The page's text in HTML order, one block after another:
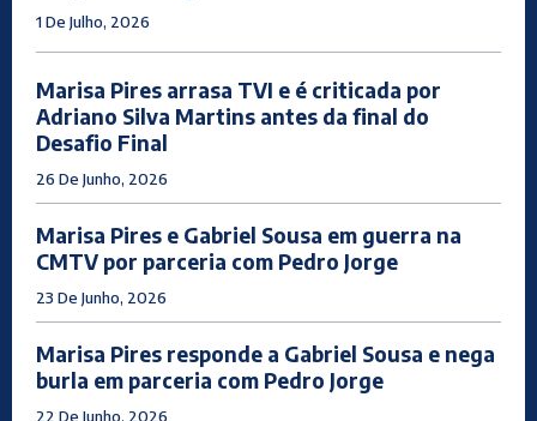
1 De Julho, 2026
Marisa Pires arrasa TVI e é criticada por
Adriano Silva Martins antes da final do
Desafio Final
26 De Junho, 2026
Marisa Pires e Gabriel Sousa em guerra na
CMTV por parceria com Pedro Jorge
23 De Junho, 2026
Marisa Pires responde a Gabriel Sousa e nega
burla em parceria com Pedro Jorge
22 De Junho, 2026